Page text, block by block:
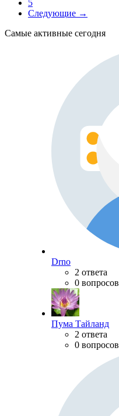
5
Следующие →
Самые активные сегодня
Drno
2 ответа
0 вопросов
Пума Тайланд
2 ответа
0 вопросов